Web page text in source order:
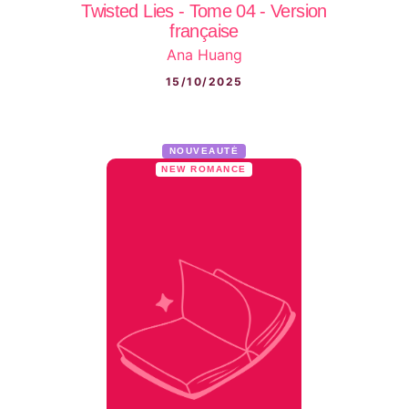
Twisted Lies - Tome 04 - Version
française
Ana Huang
15/10/2025
NOUVEAUTÉ
NEW ROMANCE